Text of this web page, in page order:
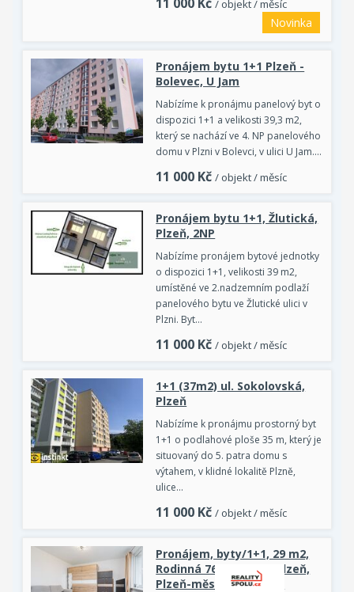
/ objekt / měsíc
Novinka
Pronájem bytu 1+1 Plzeň -
Bolevec, U Jam
Nabízíme k pronájmu panelový byt o
dispozici 1+1 a velikosti 39,3 m2,
který se nachází ve 4. NP panelového
domu v Plzni v Bolevci, v ulici U Jam.…
11 000 Kč / objekt / měsíc
Pronájem bytu 1+1, Žlutická,
Plzeň, 2NP
Nabízíme pronájem bytové jednotky
o dispozici 1+1, velikosti 39 m2,
umístěné ve 2.nadzemním podlaží
panelového bytu ve Žlutické ulici v
Plzni. Byt…
11 000 Kč / objekt / měsíc
1+1 (37m2) ul. Sokolovská,
Plzeň
Nabízíme k pronájmu prostorný byt
1+1 o podlahové ploše 35 m, který je
situovaný do 5. patra domu s
výtahem, v klidné lokalitě Plzně,
ulice…
11 000 Kč / objekt / měsíc
Pronájem, byty/1+1, 29 m2,
Rodinná 765/1, 31200 Plzeň,
Plzeň-město [ID 84303]